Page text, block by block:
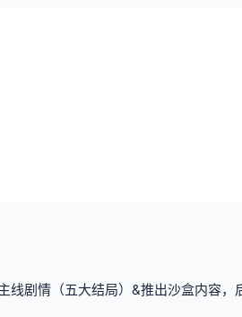
剧情（五大结局）&推出沙盒内容，